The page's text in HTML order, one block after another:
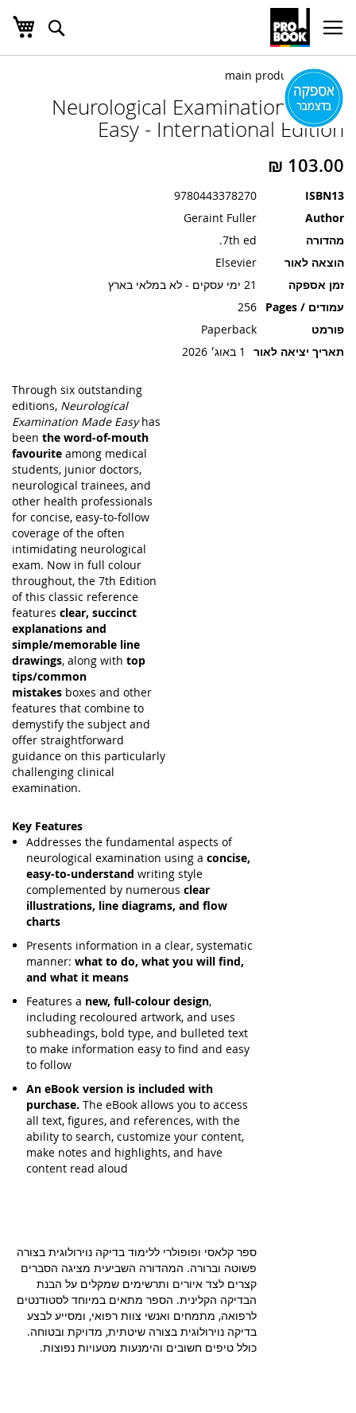
Skip
Content
חפש
Neurological Examination Made
Easy - International Edition
ISBN13
9780443378270
Author
Geraint Fuller
מהדורה
7th ed.
הוצאה לאור
Elsevier
זמן אספקה
21 ימי עסקים - לא במלאי בארץ
עמודים / Pages
256
פורמט
Paperback
תאריך יציאה לאור
1 באוג׳ 2026
Through six outstanding
editions, Neurological
Examination Made Easyhas
been the word-of-mouth
favourite among medical
students, junior doctors,
neurological trainees, and
other health professionals
for concise, easy-to-follow
coverage of the often
intimidating neurological
exam. Now in full colour
throughout, the 7th Edition
of this classic reference
features clear, succinct
explanations and
simple/memorable line
drawings, along with top
tips/common
mistakes boxes and other
features that combine to
demystify the subject and
offer straightforward
guidance on this particularly
challenging clinical
examination.
Key Features
Addresses the fundamental aspects of
neurological examination using a concise,
easy-to-understand writing style
complemented by numerous clear
illustrations, line diagrams, and flow
charts
Presents information in a clear, systematic
manner: what to do, what you will find,
and what it means
Features a new, full-colour design,
including recoloured artwork, and uses
subheadings, bold type, and bulleted text
to make information easy to find and easy
to follow
An eBook version is included with
purchase. The eBook allows you to access
all text, figures, and references, with the
ability to search, customize your content,
make notes and highlights, and have
content read aloud
ספר קלאסי ופופולרי ללימוד בדיקה נוירולוגית בצורה
פשוטה וברורה. המהדורה השביעית מציגה הסברים
קצרים לצד איורים ותרשימים שמקלים על הבנת
הבדיקה הקלינית. הספר מתאים במיוחד לסטודנטים
לרפואה, מתמחים ואנשי צוות רפואי, ומסייע לבצע
בדיקה נוירולוגית בצורה שיטתית, מדויקת ובטוחה.
כולל טיפים חשובים והימנעות מטעויות נפוצות.
לדלג
לסוף
של
גלריית
תמונות
לדלג
להתחלה
של
גלריית